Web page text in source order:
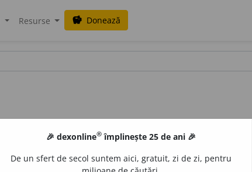
Resurse savings Donează
🎉 dexonline® împlinește 25 de ani 🎉
De un sfert de secol suntem aici, gratuit, zi de zi, pentru